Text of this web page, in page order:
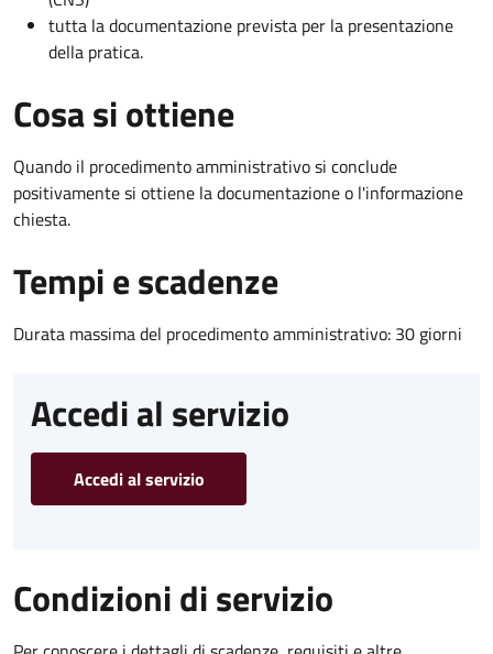
tutta la documentazione prevista per la presentazione
della pratica.
Cosa si ottiene
Quando il procedimento amministrativo si conclude
positivamente si ottiene la documentazione o l'informazione
chiesta.
Tempi e scadenze
Durata massima del procedimento amministrativo: 30 giorni
Accedi al servizio
Accedi al servizio
Condizioni di servizio